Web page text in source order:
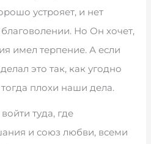
устрояет, и нет
Но Он хочет,
имел терпение. А если
это так, как угодно
плохи наши дела.
туда, где
и союз любви, всеми